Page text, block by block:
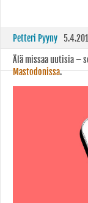
Petteri Pyyny
Älä missaa uutisia –
Mastodonissa.